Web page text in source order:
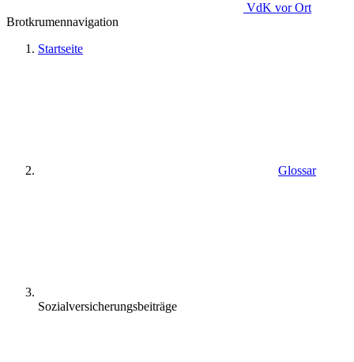
VdK vor Ort
Brotkrumennavigation
Startseite
Glossar
Sozialversicherungsbeiträge